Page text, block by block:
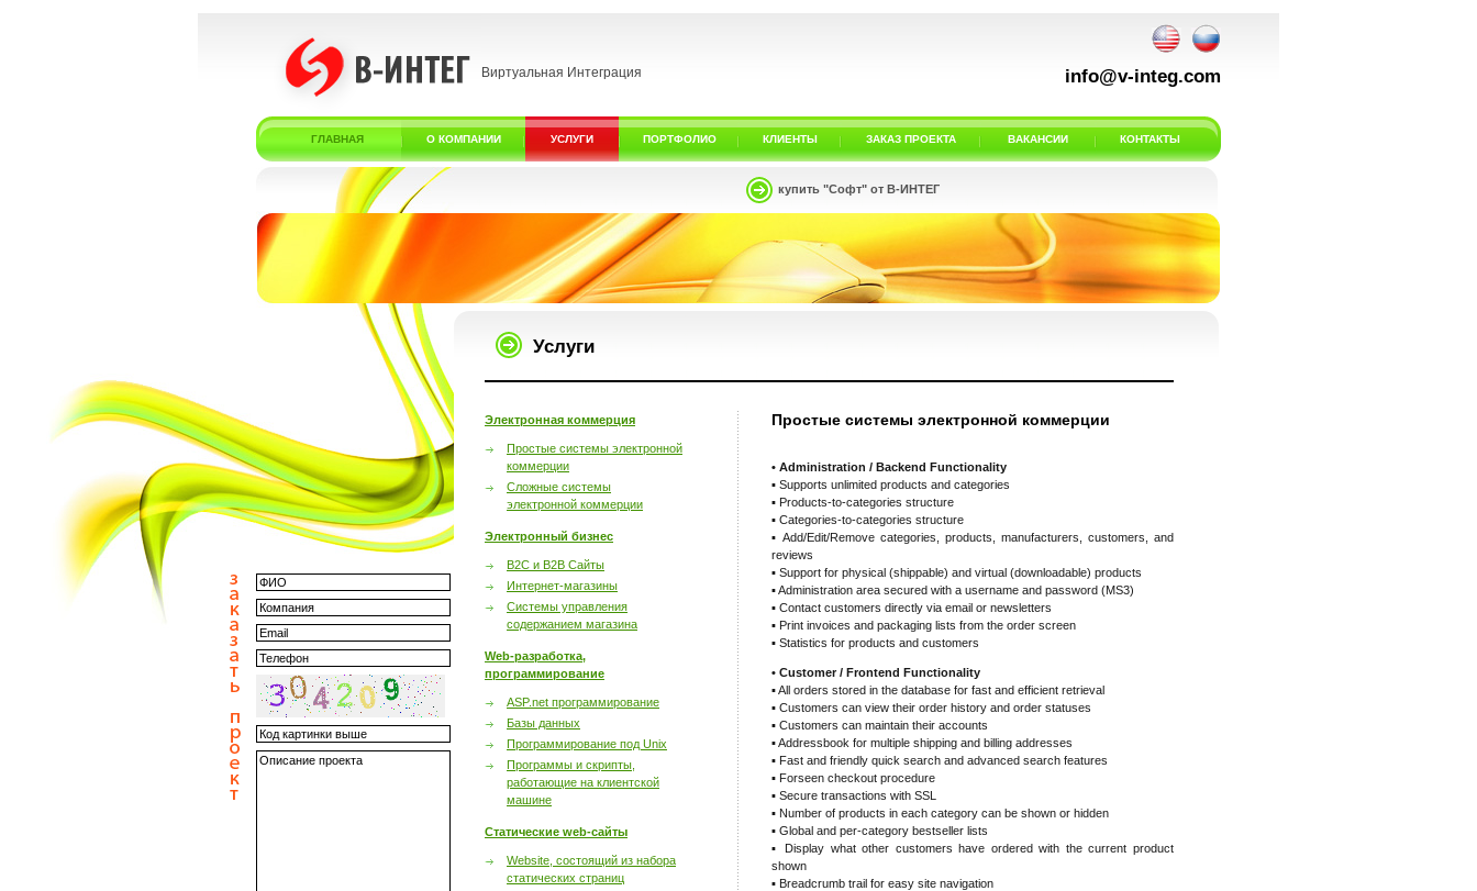
Виртуальная Интеграция info@v-integ.com
ГЛАВНАЯ О КОМПАНИИ УСЛУГИ ПОРТФОЛИО КЛИЕНТЫ ЗАКАЗ ПРОЕКТА ВАКАНСИИ КОНТАКТЫ
купить "Софт" от В-ИНТЕГ
Услуги
Электронная коммерция
Простые системы электронной
коммерции
Сложные системы
электронной коммерции
Электронный бизнес
B2C и B2B Сайты
Интернет-магазины
Системы управления
содержанием магазина
Web-разработка,
программирование
ASP.net программирование
Базы данных
Программирование под Unix
Программы и скрипты,
работающие на клиентской
машине
Статические web-сайты
Website, состоящий из набора
статических страниц
Простые системы электронной коммерции
• Administration / Backend Functionality
▪ Supports unlimited products and categories
▪ Products-to-categories structure
▪ Categories-to-categories structure
▪ Add/Edit/Remove categories, products, manufacturers, customers, and
reviews
▪ Support for physical (shippable) and virtual (downloadable) products
▪ Administration area secured with a username and password (MS3)
▪ Contact customers directly via email or newsletters
▪ Print invoices and packaging lists from the order screen
▪ Statistics for products and customers
• Customer / Frontend Functionality
▪ All orders stored in the database for fast and efficient retrieval
▪ Customers can view their order history and order statuses
▪ Customers can maintain their accounts
▪ Addressbook for multiple shipping and billing addresses
▪ Fast and friendly quick search and advanced search features
▪ Forseen checkout procedure
▪ Secure transactions with SSL
▪ Number of products in each category can be shown or hidden
▪ Global and per-category bestseller lists
▪ Display what other customers have ordered with the current product
shown
▪ Breadcrumb trail for easy site navigation